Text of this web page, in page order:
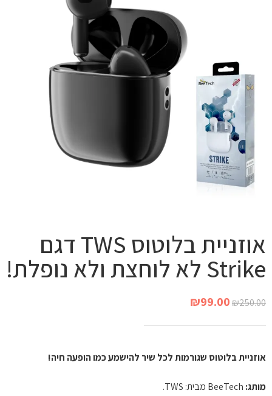
אוזניית בלוטוס TWS דגם
Strike לא לוחצת ולא נופלת!
₪250.00
₪99.00
אוזניית בלוטוס שגורמות לכל שיר להישמע כמו הופעה חיה!
מותג: